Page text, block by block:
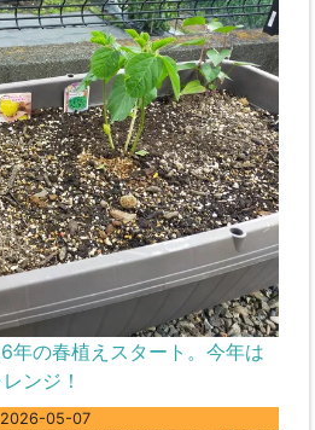
年の春植えスタート。今年は
ンジ！
2026-05-07